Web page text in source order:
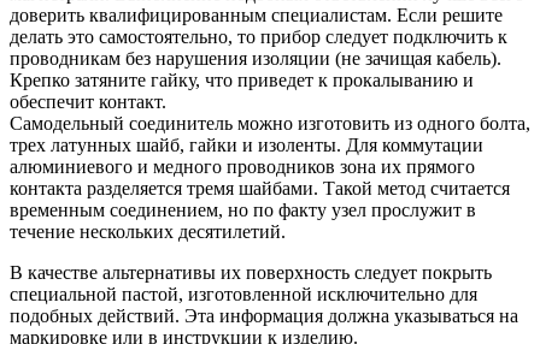
доверить квалифицированным специалистам. Если решите
делать это самостоятельно, то прибор следует подключить к
проводникам без нарушения изоляции (не зачищая кабель).
Крепко затяните гайку, что приведет к прокалыванию и
обеспечит контакт.
Самодельный соединитель можно изготовить из одного болта,
трех латунных шайб, гайки и изоленты. Для коммутации
алюминиевого и медного проводников зона их прямого
контакта разделяется тремя шайбами. Такой метод считается
временным соединением, но по факту узел прослужит в
течение нескольких десятилетий.
В качестве альтернативы их поверхность следует покрыть
специальной пастой, изготовленной исключительно для
подобных действий. Эта информация должна указываться на
маркировке или в инструкции к изделию.